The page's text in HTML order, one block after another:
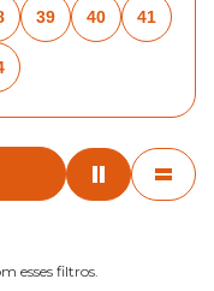
39 40 41
esses filtros.